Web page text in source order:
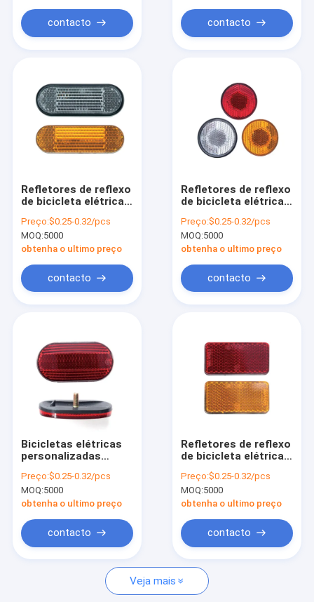
Produtos
Vídeos
Sobre nós
Contacte-nos
Notícias
Solicite um orçamento
contacto contacto
Refletores de reflexo
de bicicleta elétrica
Preço:$0.25-0.32/pcs
MOQ:5000
obtenha o ultimo preço
contacto
Refletores de reflexo
de bicicleta elétrica
Preço:$0.25-0.32/pcs
MOQ:5000
obtenha o ultimo preço
contacto
Bicicletas elétricas
personalizadas
reflectores
Preço:$0.25-0.32/pcs
MOQ:5000
obtenha o ultimo preço
contacto
Refletores de reflexo
de bicicleta elétrica
Preço:$0.25-0.32/pcs
MOQ:5000
obtenha o ultimo preço
contacto
Veja mais